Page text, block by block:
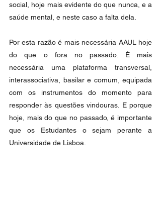
social, hoje mais evidente do que nunca, e a
saúde mental, e neste caso a falta dela.
Por esta razão é mais necessária AAUL hoje
do que o fora no passado. É mais
necessária uma plataforma transversal,
interassociativa, basilar e comum, equipada
com os instrumentos do momento para
responder às questões vindouras. E porque
hoje, mais do que no passado, é importante
que os Estudantes o sejam perante a
Universidade de Lisboa.